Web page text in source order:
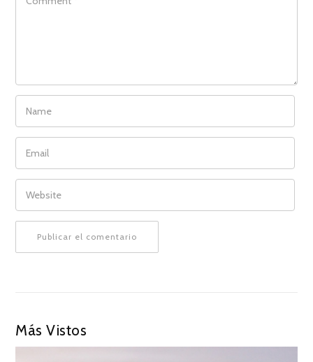
NAME
EMAIL
WEBSITE
Más Vistos